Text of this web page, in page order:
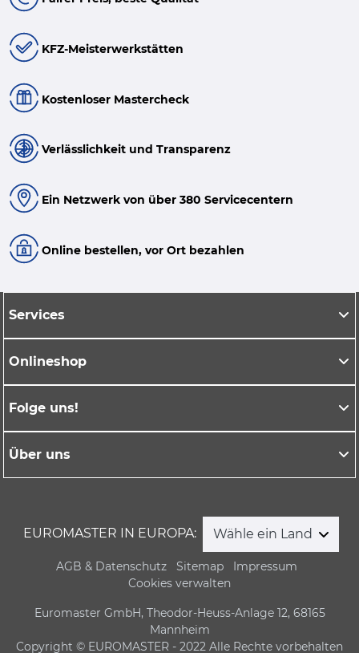
KFZ-Meisterwerkstätten
Kostenloser Mastercheck
Verlässlichkeit und Transparenz
Ein Netzwerk von über 380 Servicecentern
Online bestellen, vor Ort bezahlen
Services
Onlineshop
Folge uns!
Über uns
EUROMASTER IN EUROPA: Wähle ein Land
AGB & Datenschutz Sitemap
Impressum
Cookies verwalten
Euromaster GmbH, Theodor-Heuss-Anlage 12, 68165
Mannheim
Copyright © EUROMASTER - 2022 Alle Rechte vorbehalten